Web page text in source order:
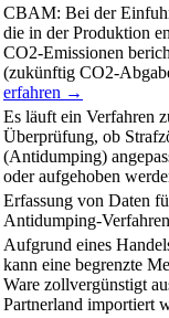
CBAM: Bei der
die in der Produktion
CO2-Emissionen
(zukünftig CO2-
erfahren →
Es läuft ein Verfahren
Überprüfung, ob
(Antidumping)
oder aufgehoben
Erfassung von Daten
Antidumping-
Aufgrund eines
kann eine begrenzte
Ware zollvergünstigt
Partnerland importiert